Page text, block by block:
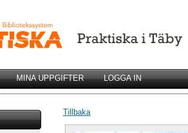
MINA UPPGIFTER LOGGA IN
Tillbaka